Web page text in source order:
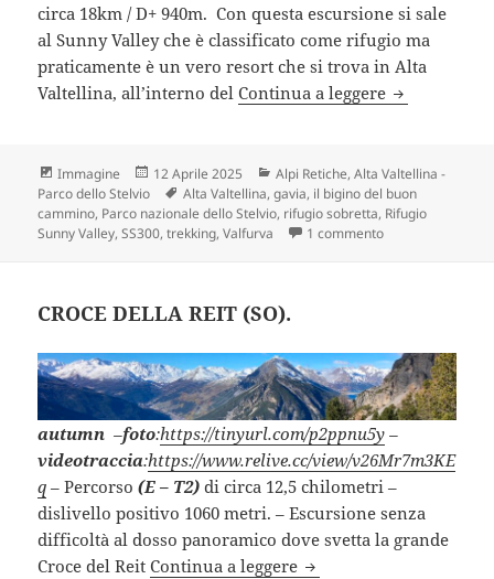
circa 18km / D+ 940m. Con questa escursione si sale
al Sunny Valley che è classificato come rifugio ma
praticamente è un vero resort che si trova in Alta
Valtellina, all’interno delContinua a leggere RIFUGIO
Formato
Immagine
Scritto
12 Aprile 2025 Categorie
Alpi Retiche,Alta Valtellina -
Parco dello Stelvio
Tag
Alta Valtellina,gavia, il bigino del buon
cammino, Parco nazionale dello Stelvio, rifugio sobretta, Rifugio
Sunny Valley,SS300,trekking,Valfurva 1 commentosu RIFUGIO
CROCE DELLA REIT (SO).
autumn –foto:https://tinyurl.com/p2ppnu5y –
videotraccia:https://www.relive.cc/view/v26Mr7m3KE
q – Percorso (E – T2) di circa 12,5 chilometri –
dislivello positivo 1060 metri. – Escursione senza
difficoltà al dosso panoramico dove svetta la grande
Croce del ReitContinua a leggere CROCE DELLA REIT